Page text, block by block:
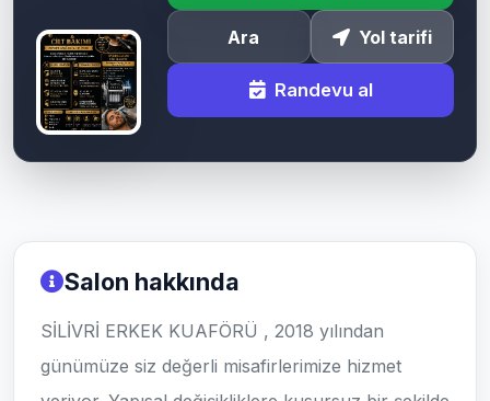
Ara Yol tarifi
Randevu al
Salon hakkında
SİLİVRİ ERKEK KUAFÖRÜ , 2018 yılından
günümüze siz değerli misafirlerimize hizmet